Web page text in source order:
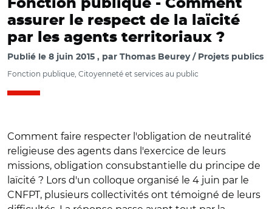
Fonction publique - Comment
assurer le respect de la laïcité
par les agents territoriaux ?
Publié le 8 juin 2015 par Thomas Beurey / Projets publics
Fonction publique, Citoyenneté et services au public
Comment faire respecter l'obligation de neutralité
religieuse des agents dans l'exercice de leurs
missions, obligation consubstantielle du principe de
laïcité ? Lors d'un colloque organisé le 4 juin par le
CNFPT, plusieurs collectivités ont témoigné de leurs